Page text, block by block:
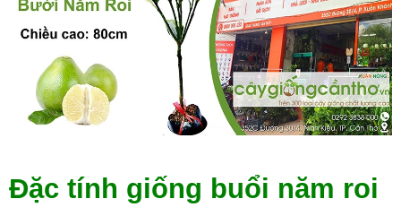
Đặc tính giống buổi năm roi